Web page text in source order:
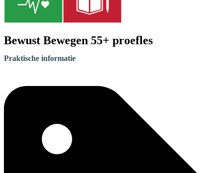
Bewust Bewegen 55+ proefles
Praktische informatie